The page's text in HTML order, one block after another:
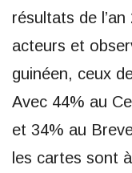
résultats de
acteurs et
guinéen, ceux
Avec 44% au
et 34% au
les cartes sont